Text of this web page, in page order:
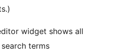
widget shows all
terms